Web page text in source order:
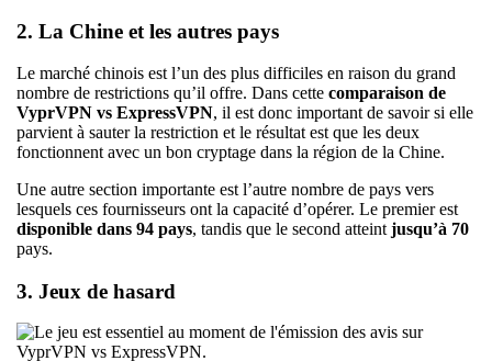
2. La Chine et les autres pays
Le marché chinois est l’un des plus difficiles en raison du grand
nombre de restrictions qu’il offre. Dans cette comparaison de
VyprVPN vs ExpressVPN, il est donc important de savoir si elle
parvient à sauter la restriction et le résultat est que les deux
fonctionnent avec un bon cryptage dans la région de la Chine.
Une autre section importante est l’autre nombre de pays vers
lesquels ces fournisseurs ont la capacité d’opérer. Le premier est
disponible dans 94 pays, tandis que le second atteint jusqu’à 70
pays.
3. Jeux de hasard